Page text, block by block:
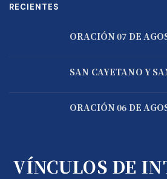
RECIENTES
ORACIÓN 07 DE
SAN CAYETANO Y
ORACIÓN 06 DE
VÍNCULOS DE